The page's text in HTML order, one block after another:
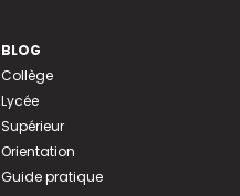
BLOG
Collège
Lycée
Supérieur
Orientation
Guide pratique